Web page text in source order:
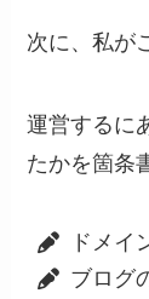
次に、私が
運営するに
たかを箇条
ドメイ
ブログ